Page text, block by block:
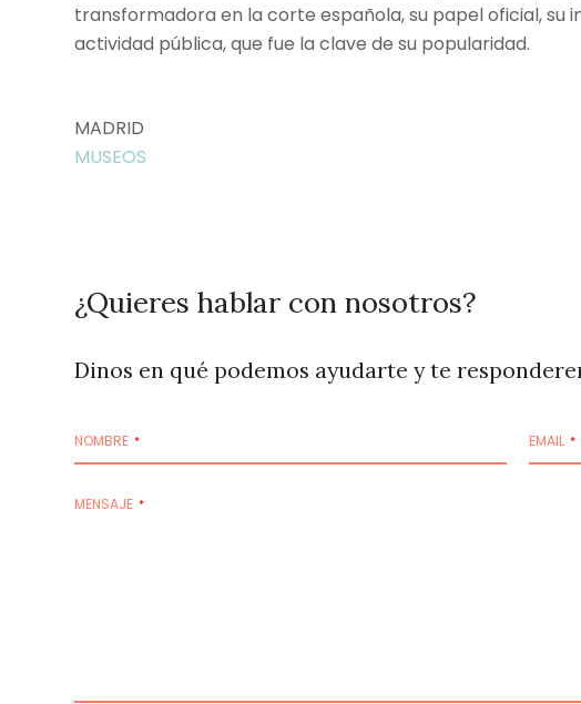
transformadora en la corte española, su papel oficial, su
actividad pública, que fue la clave de su popularidad.
MADRID
MUSEOS
¿Quieres hablar con nosotros?
Dinos en qué podemos ayudarte y te
NOMBRE * EMAIL *
MENSAJE *